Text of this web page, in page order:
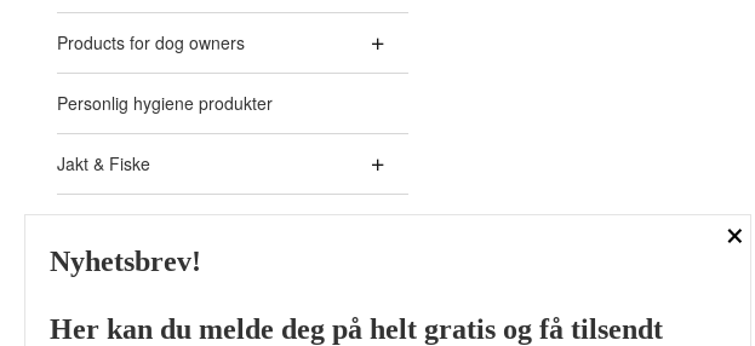
Products for dog owners
Personlig hygiene produkter
Jakt & Fiske
Skjeggprodukter fra ulike
×
Nyhetsbrev!
Her kan du melde deg på helt gratis og få tilsendt